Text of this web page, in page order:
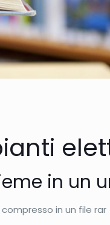
in un
in un file rar